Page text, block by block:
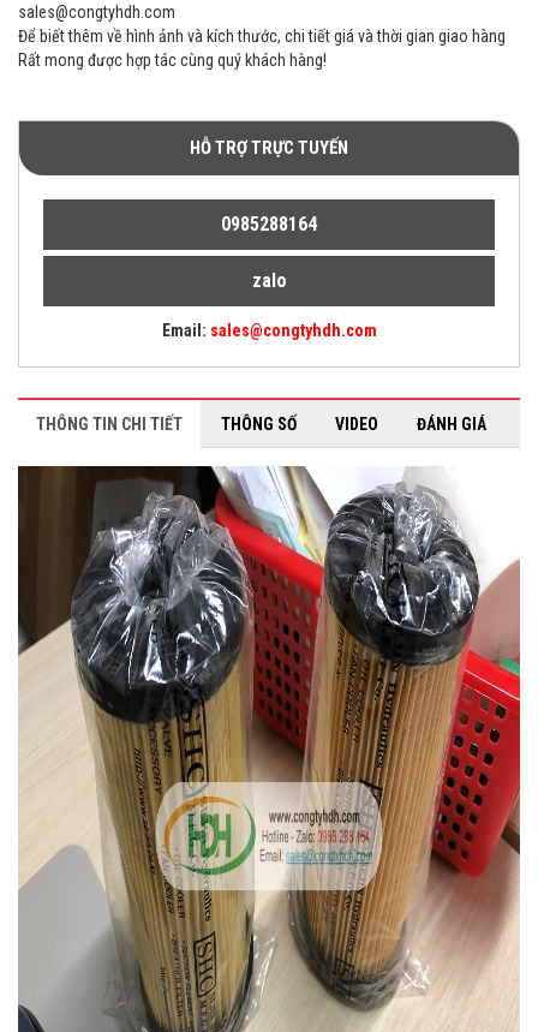
sales@congtyhdh.com
Để biết thêm về hình ảnh và kích thước, chi tiết giá và thời gian giao hàng
Rất mong được hợp tác cùng quý khách hàng!
HỖ TRỢ TRỰC TUYẾN
0985288164
zalo
Email: sales@congtyhdh.com
THÔNG TIN CHI TIẾT THÔNG SỐ VIDEO ĐÁNH GIÁ